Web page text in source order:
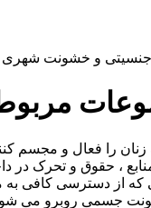
و خشونت شهری در
مربوط
را فعال و مجسم
از دسترسی کافی به